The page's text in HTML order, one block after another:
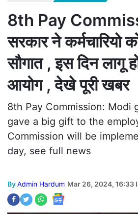
8th Pay
सरकार ने कर्मचारियो
सौगात , इस दिन लागू
आयोग , देखे पूरी खबर
8th Pay Commission: Modi
gave a big gift to the
Commission will be
day, see full news
ByAdmin Hardum Mar 26, 2024, 16:33